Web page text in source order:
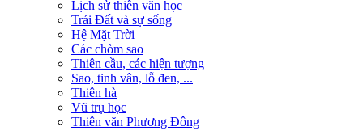
Lịch sử thiên văn học
Trái Đất và sự sống
Hệ Mặt Trời
Các chòm sao
Thiên cầu, các hiện tượng
Sao, tinh vân, lỗ đen, ...
Thiên hà
Vũ trụ học
Thiên văn Phương Đông